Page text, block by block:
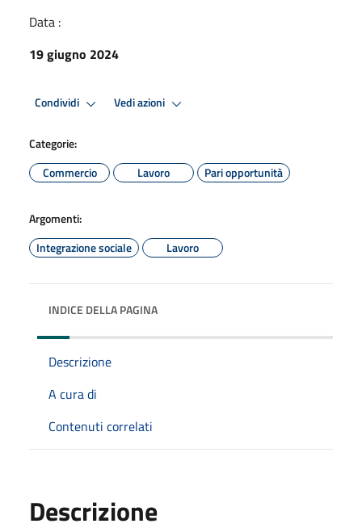
Data :
19 giugno 2024
Condividi Vedi azioni
Categorie:
Commercio
Lavoro Pari opportunità
Argomenti:
Integrazione sociale
Lavoro
INDICE DELLA PAGINA
Descrizione
A cura di
Contenuti correlati
Descrizione